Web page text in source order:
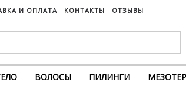
И ОПЛАТА КОНТАКТЫ ОТЗЫВЫ
ВОЛОСЫ ПИЛИНГИ